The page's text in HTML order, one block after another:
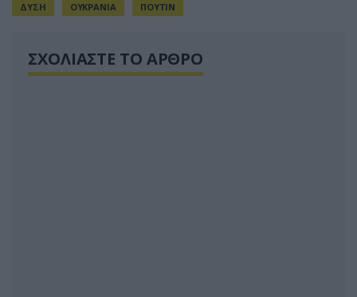
ΔΥΣΗ ΟΥΚΡΑΝΙΑ ΠΟΥΤΙΝ
ΣΧΟΛΙΑΣΤΕ ΤΟ ΑΡΘΡΟ